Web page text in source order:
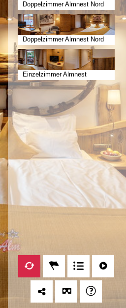
Doppelzimmer Almnest Nord
Doppelzimmer Almnest Nord
ohne Balkon
Einzelzimmer Almnest